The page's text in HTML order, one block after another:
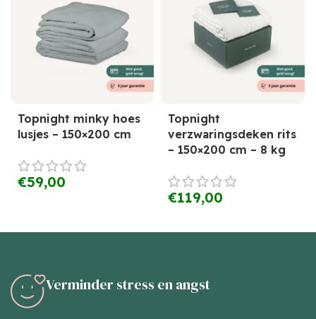
Topnight minky hoes
lusjes – 150×200 cm
€59,00
Topnight
verzwaringsdeken rits
– 150×200 cm – 8 kg
€119,00
Verminder stress en angst